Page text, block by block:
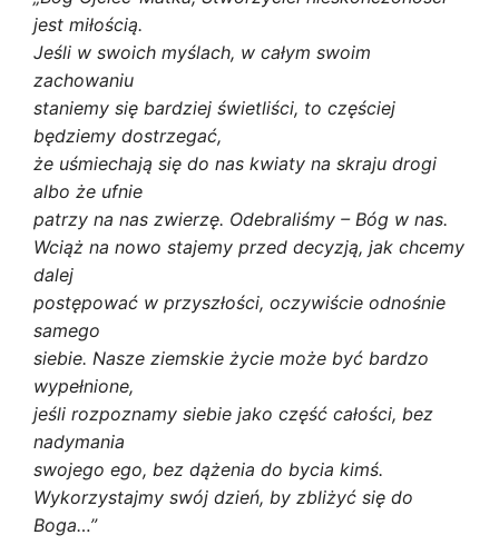
jest miłością.
Jeśli w swoich myślach, w całym swoim
zachowaniu
staniemy się bardziej świetliści, to częściej
będziemy dostrzegać,
że uśmiechają się do nas kwiaty na skraju drogi
albo że ufnie
patrzy na nas zwierzę. Odebraliśmy – Bóg w nas.
Wciąż na nowo stajemy przed decyzją, jak chcemy
dalej
postępować w przyszłości, oczywiście odnośnie
samego
siebie. Nasze ziemskie życie może być bardzo
wypełnione,
jeśli rozpoznamy siebie jako część całości, bez
nadymania
swojego ego, bez dążenia do bycia kimś.
Wykorzystajmy swój dzień, by zbliżyć się do
Boga…”